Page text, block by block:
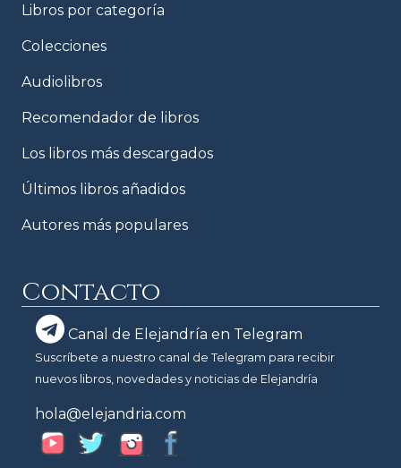
Libros por categoría
Colecciones
Audiolibros
Recomendador de libros
Los libros más descargados
Últimos libros añadidos
Autores más populares
Contacto
Canal de Elejandría en Telegram
Suscríbete a nuestro canal de Telegram para recibir
nuevos libros, novedades y noticias de Elejandría
hola@elejandria.com